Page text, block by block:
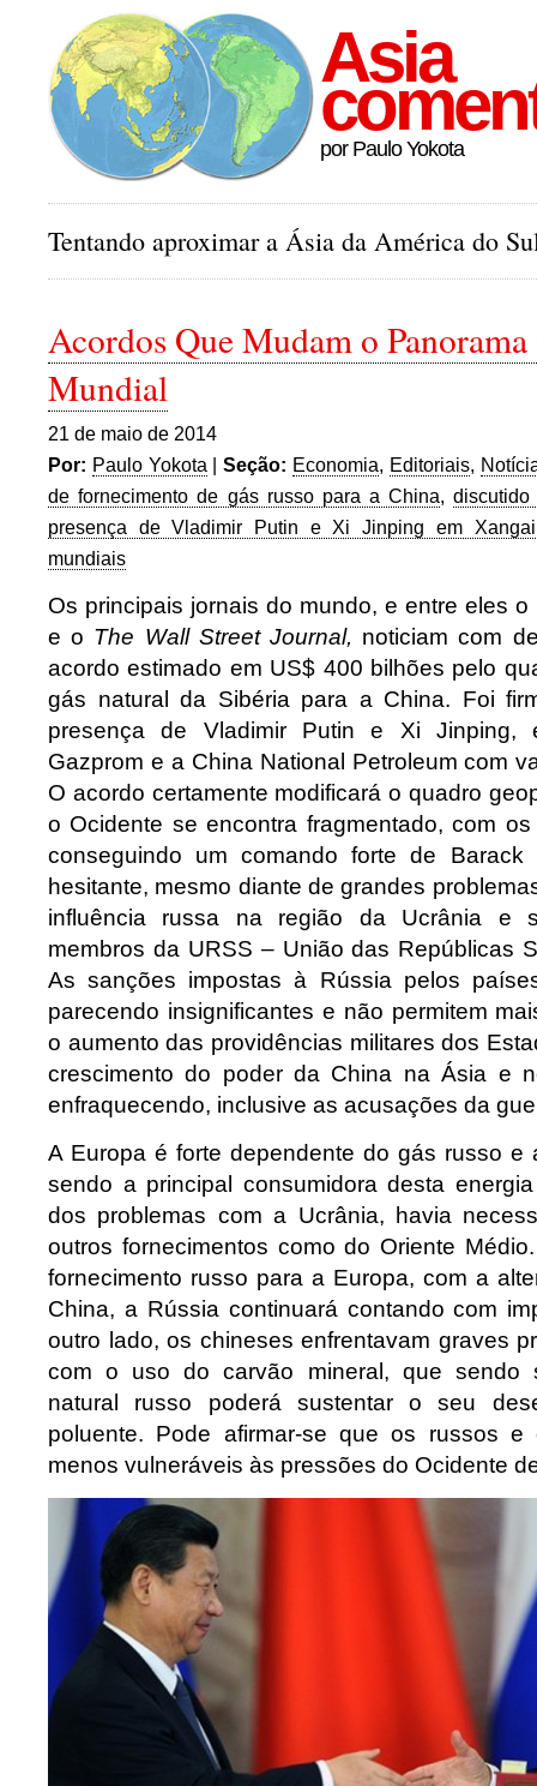
Asia
por Paulo Yokota
Tentando aproximar a Ásia da América do
Acordos Que Mudam o
Mundial
21 de maio de 2014
Por: Paulo Yokota |Seção: Economia, Editoriais,
de fornecimento de gás russo para a China,
presença de Vladimir Putin e Xi Jinping em Xangai
mundiais
Os principais jornais do mundo, e entre eles o
e o The Wall Street Journal, noticiam com
acordo estimado em US$ 400 bilhões pelo
gás natural da Sibéria para a China. Foi
presença de Vladimir Putin e Xi Jinping,
Gazprom e a China National Petroleum com
O acordo certamente modificará o quadro
o Ocidente se encontra fragmentado, com
conseguindo um comando forte de
hesitante, mesmo diante de grandes
influência russa na região da Ucrânia e
membros da URSS – União das Repúblicas
As sanções impostas à Rússia pelos
parecendo insignificantes e não permitem
o aumento das providências militares dos
crescimento do poder da China na Ásia e
enfraquecendo, inclusive as acusações da
A Europa é forte dependente do gás russo e
sendo a principal consumidora desta
dos problemas com a Ucrânia, havia
outros fornecimentos como do Oriente
fornecimento russo para a Europa, com a
China, a Rússia continuará contando com
outro lado, os chineses enfrentavam graves
com o uso do carvão mineral, que sendo
natural russo poderá sustentar o seu
poluente. Pode afirmar-se que os russos e
menos vulneráveis às pressões do Ocidente